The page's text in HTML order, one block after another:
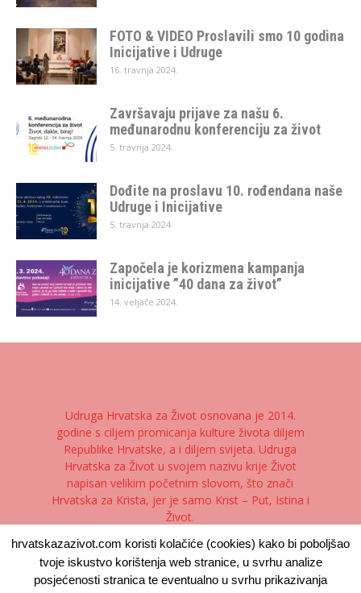
FOTO & VIDEO Proslavili smo 10 godina
Inicijative i Udruge
16. travnja 2024.
Završavaju prijave za našu 6.
međunarodnu konferenciju za život
5. travnja 2024.
Dođite na proslavu 10. rođendana naše
Udruge i Inicijative
5. travnja 2024.
Započela je korizmena kampanja
inicijative ”40 dana za život”
14. veljače 2024.
Udruga Hrvatska za Život osnovana je 2014.
godine s ciljem promicanja kulture života diljem
Republike Hrvatske, a i diljem svijeta. Udruga
Hrvatska za Život u svojem nazivu krije Život
napisan velikim početnim slovom, što znači
Hrvatska za Krista, jer je samo Krist – Put, Istina i
Život.
Kontaktirajte nas:kontakt@hrvatskazazivot.com
hrvatskazazivot.com koristi kolačiće (cookies) kako bi poboljšao
tvoje iskustvo korištenja web stranice, u svrhu analize
posjećenosti stranica te eventualno u svrhu prikazivanja